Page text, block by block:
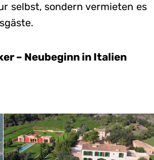
selbst, sondern vermieten es
– Neubeginn in Italien